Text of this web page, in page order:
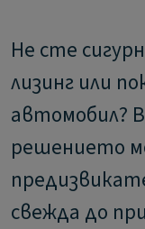
Не сте
лизинг или
автомобил? В
решението
свежда до